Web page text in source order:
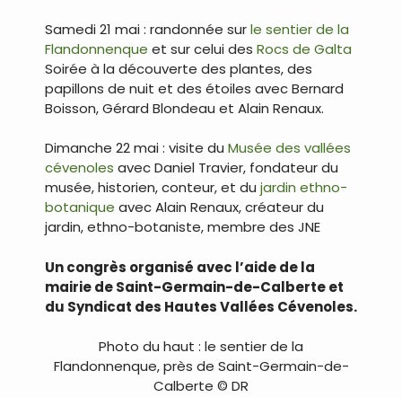
Samedi 21 mai : randonnée surle sentier de la
Flandonnenque et sur celui des Rocs de Galta
Soirée à la découverte des plantes, des
papillons de nuit et des étoiles avec Bernard
Boisson, Gérard Blondeau et Alain Renaux.
Dimanche 22 mai : visite du Musée des vallées
cévenoles avec Daniel Travier, fondateur du
musée, historien, conteur, et du jardin ethno-
botanique avec Alain Renaux, créateur du
jardin, ethno-botaniste, membre des JNE
Un congrès organisé avec l’aide de la
mairie de Saint-Germain-de-Calberte et
du Syndicat des Hautes Vallées Cévenoles.
Photo du haut : le sentier de la
Flandonnenque, près de Saint-Germain-de-
Calberte © DR